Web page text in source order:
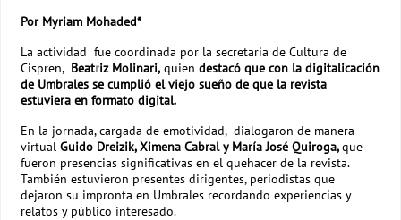
Por Myriam Mohaded*
La actividad fue coordinada por la secretaria de Cultura de
Cispren, Beatriz Molinari, quiendestacó que con la digitalicación
de Umbrales se cumplió el viejo sueño de que la revista
estuviera en formato digital.
En la jornada, cargada de emotividad, dialogaron de manera
virtualGuido Dreizik, Ximena Cabral y María José Quiroga,que
fueron presencias significativas en el quehacer de la revista.
También estuvieron presentes dirigentes, periodistas que
dejaron su impronta en Umbrales recordando experiencias y
relatos y público interesado.